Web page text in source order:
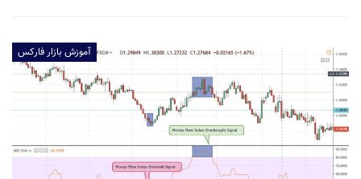
آموزش بازار فارکس